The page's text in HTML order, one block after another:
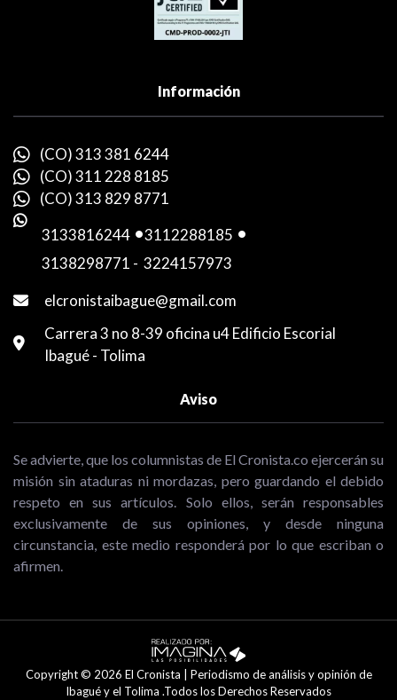
Información
(CO) 313 381 6244
(CO) 311 228 8185
(CO) 313 829 8771
3133816244 -3112288185 -
3138298771 - 3224157973
elcronistaibague@gmail.com
Carrera 3 no 8-39 oficina u4 Edificio Escorial
Ibagué - Tolima
Aviso
Se advierte, que los columnistas de El Cronista.co ejercerán su
misión sin ataduras ni mordazas, pero guardando el debido
respeto en sus artículos. Solo ellos, serán responsables
exclusivamente de sus opiniones, y desde ninguna
circunstancia, este medio responderá por lo que escriban o
afirmen.
Copyright © 2026 El Cronista | Periodismo de análisis y opinión de
Ibagué y el Tolima .Todos los Derechos Reservados